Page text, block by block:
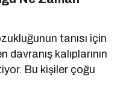
tanısı için
kalıplarının
Bu kişiler çoğu